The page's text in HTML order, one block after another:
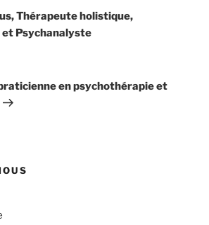
Thérapeute holistique,
Psychanalyste
en psychothérapie et